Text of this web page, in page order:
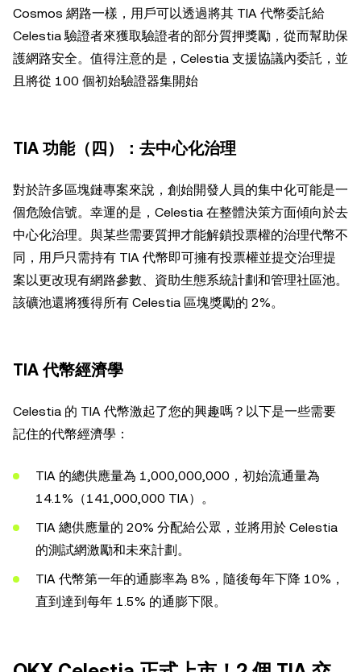
Cosmos 網路一樣，用戶可以透過將其 TIA 代幣委託給
Celestia 驗證者來獲取驗證者的部分質押獎勵，從而幫助保
護網路安全。值得注意的是，Celestia 支援協議內委託，並
且將從 100 個初始驗證器集開始
TIA 功能（四）：去中心化治理
對於許多區塊鏈專案來說，創始開發人員的集中化可能是一
個危險信號。幸運的是，Celestia 在整體決策方面傾向於去
中心化治理。與某些需要質押才能解鎖投票權的治理代幣不
同，用戶只需持有 TIA 代幣即可擁有投票權並提交治理提
案以更改現​​有網路參數、資助生態系統計劃和管理社區池。
該礦池還將獲得所有 Celestia 區塊獎勵的 2%。
TIA 代幣經濟學
Celestia 的 TIA 代幣激起了您的興趣嗎？以下是一些需要
記住的代幣經濟學：
TIA 的總供應量為 1,000,000,000，初始流通量為
14.1%（141,000,000 TIA）。
TIA 總供應量的 20% 分配給公眾，並將用於 Celestia
的測試網激勵和未來計劃。
TIA 代幣第一年的通膨率為 8%，隨後每年下降 10%，
直到達到每年 1.5% 的通膨下限。